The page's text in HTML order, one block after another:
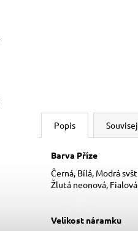
Popis
Barva Příze
Černá, Bílá, Modrá
Žlutá neonová,
Velikost náramku